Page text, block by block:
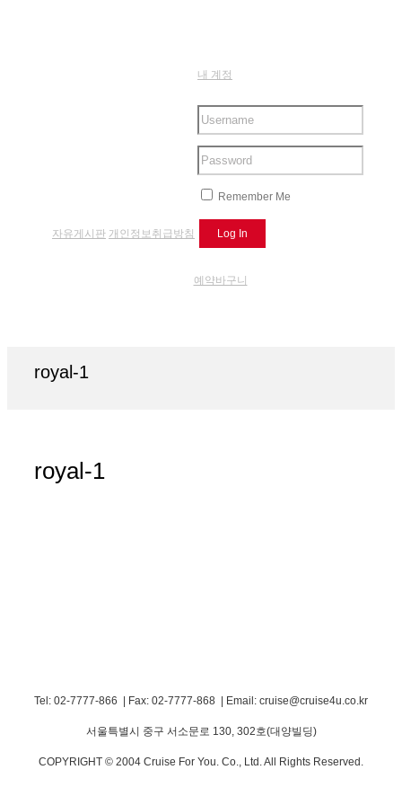
자유게시판 개인정보취급방침
내 계정
Remember Me
예약바구니
royal-1
royal-1
Tel: 02-7777-866 | Fax: 02-7777-868 | Email: cruise@cruise4u.co.kr
서울특별시 중구 서소문로 130, 302호(대양빌딩)
COPYRIGHT © 2004 Cruise For You. Co., Ltd. All Rights Reserved.